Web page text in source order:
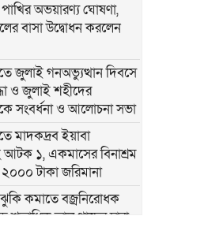
পাখির অভয়ারণ্য ঘোষণা,
বাসা উদ্বোধন করলেন
জুলাই গনঅভ্যুত্থান দিবসে
ও জুলাই শহীদের
সংবর্ধনা ও আলোচনা সভা
মাদকদ্রব ইয়াবা
আটক ১, একমাসের বিনাশ্রম
টাকা জরিমানা
কমাতে বজ্রনিরোধক
শতাধিক তাল গাছের চারা